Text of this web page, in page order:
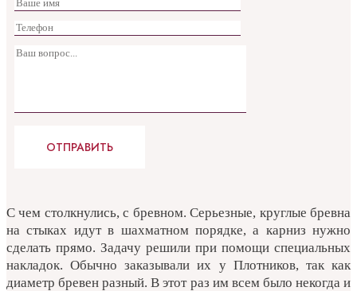
С чем столкнулись, с бревном. Серьезные, круглые бревна
на стыках идут в шахматном порядке, а карниз нужно
сделать прямо. Задачу решили при помощи специальных
накладок. Обычно заказывали их у Плотников, так как
диаметр бревен разный. В этот раз им всем было некогда и